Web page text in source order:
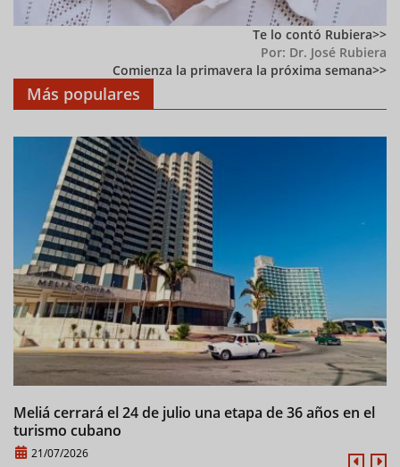
Te lo contó Rubiera
Por: Dr. José Rubiera
Comienza la primavera la próxima semana
Más populares
Meliá cerrará el 24 de julio una etapa de 36 años en el
turismo cubano
21/07/2026